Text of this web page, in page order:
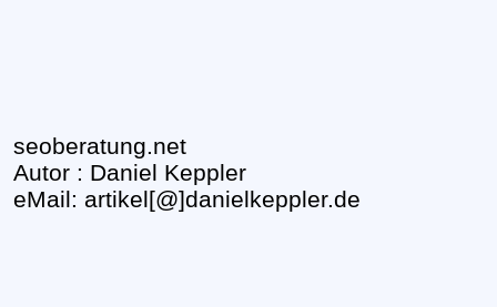
seoberatung.net
Autor : Daniel Keppler
eMail: artikel[@]danielkeppler.de